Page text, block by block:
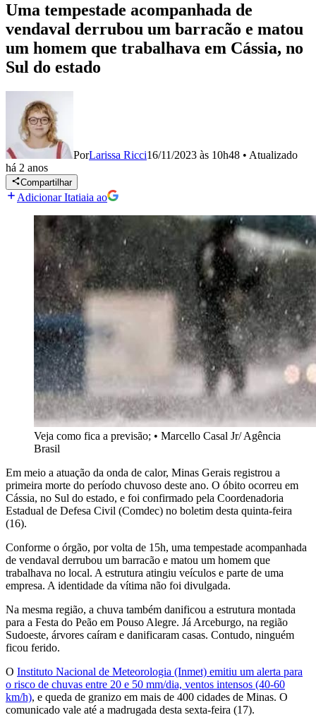
Uma tempestade acompanhada de
vendaval derrubou um barracão e matou
um homem que trabalhava em Cássia, no
Sul do estado
PorLarissa Ricci16/11/2023 às 10h48 • Atualizado
há 2 anos
Compartilhar
Adicionar Itatiaia ao
Veja como fica a previsão; • Marcello Casal Jr/ Agência
Brasil
Em meio a atuação da onda de calor, Minas Gerais registrou a
primeira morte do período chuvoso deste ano. O óbito ocorreu em
Cássia, no Sul do estado, e foi confirmado pela Coordenadoria
Estadual de Defesa Civil (Comdec) no boletim desta quinta-feira
(16).
Conforme o órgão, por volta de 15h, uma tempestade acompanhada
de vendaval derrubou um barracão e matou um homem que
trabalhava no local. A estrutura atingiu veículos e parte de uma
empresa. A identidade da vítima não foi divulgada.
Na mesma região, a chuva também danificou a estrutura montada
para a Festa do Peão em Pouso Alegre. Já Arceburgo, na região
Sudoeste, árvores caíram e danificaram casas. Contudo, ninguém
ficou ferido.
O Instituto Nacional de Meteorologia (Inmet) emitiu um alerta para
o risco de chuvas entre 20 e 50 mm/dia, ventos intensos (40-60
km/h), e queda de granizo em mais de 400 cidades de Minas. O
comunicado vale até a madrugada desta sexta-feira (17).